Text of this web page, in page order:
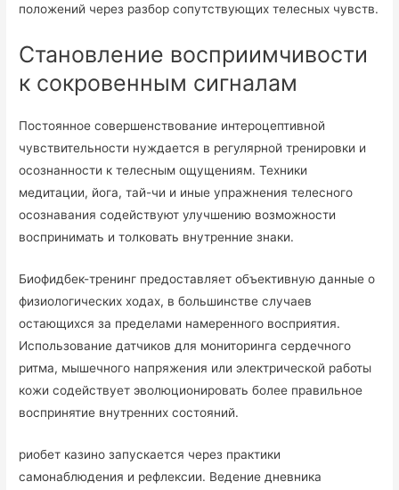
положений через разбор сопутствующих телесных чувств.
Становление восприимчивости
к сокровенным сигналам
Постоянное совершенствование интероцептивной
чувствительности нуждается в регулярной тренировки и
осознанности к телесным ощущениям. Техники
медитации, йога, тай-чи и иные упражнения телесного
осознавания содействуют улучшению возможности
воспринимать и толковать внутренние знаки.
Биофидбек-тренинг предоставляет объективную данные о
физиологических ходах, в большинстве случаев
остающихся за пределами намеренного восприятия.
Использование датчиков для мониторинга сердечного
ритма, мышечного напряжения или электрической работы
кожи содействует эволюционировать более правильное
воспринятие внутренних состояний.
риобет казино запускается через практики
самонаблюдения и рефлексии. Ведение дневника